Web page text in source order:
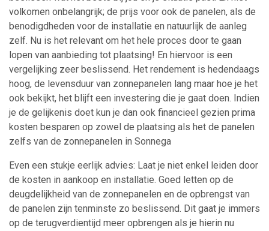
volkomen onbelangrijk; de prijs voor ook de panelen, als de
benodigdheden voor de installatie en natuurlijk de aanleg
zelf. Nu is het relevant om het hele proces door te gaan
lopen van aanbieding tot plaatsing! En hiervoor is een
vergelijking zeer beslissend. Het rendement is hedendaags
hoog, de levensduur van zonnepanelen lang maar hoe je het
ook bekijkt, het blijft een investering die je gaat doen. Indien
je de gelijkenis doet kun je dan ook financieel gezien prima
kosten besparen op zowel de plaatsing als het de panelen
zelfs van de zonnepanelen in Sonnega
Even een stukje eerlijk advies: Laat je niet enkel leiden door
de kosten in aankoop en installatie. Goed letten op de
deugdelijkheid van de zonnepanelen en de opbrengst van
de panelen zijn tenminste zo beslissend. Dit gaat je immers
op de terugverdientijd meer opbrengen als je hierin nu